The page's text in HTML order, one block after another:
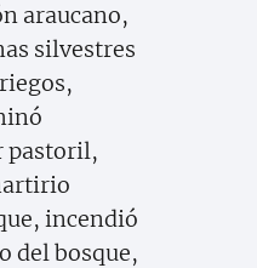
araucano,
silvestres
pastoril,
incendió
del bosque,